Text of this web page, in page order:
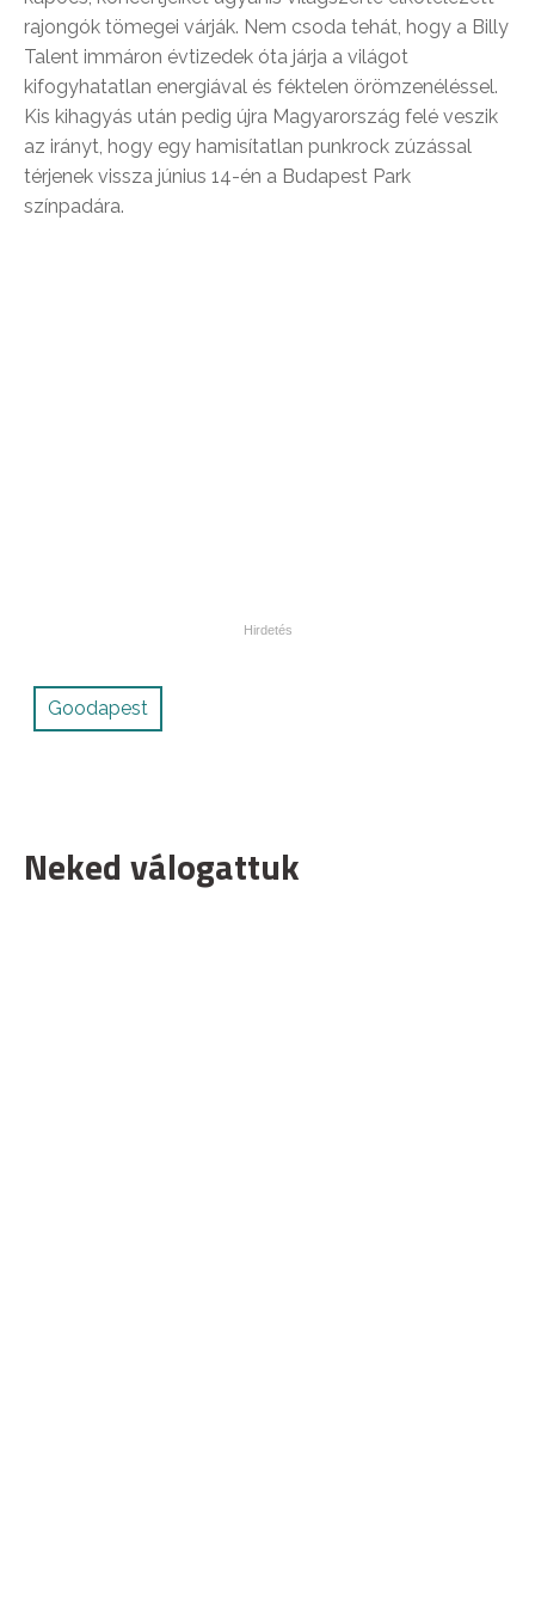
rajongók tömegei várják. Nem csoda tehát, hogy a Billy
Talent immáron évtizedek óta járja a világot
kifogyhatatlan energiával és féktelen örömzenéléssel.
Kis kihagyás után pedig újra Magyarország felé veszik
az irányt, hogy egy hamisítatlan punkrock zúzással
térjenek vissza június 14-én a Budapest Park
színpadára.
Goodapest
Neked válogattuk